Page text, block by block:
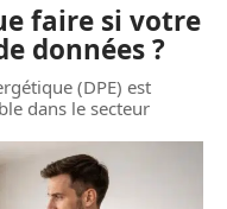
faire si votre
données ?
(DPE) est
dans le secteur